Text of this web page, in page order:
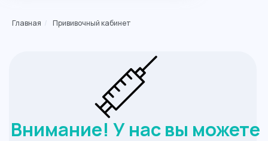
Главная / Прививочный кабинет
В филиале на Ленинском
Адасель® (дифтерия-
столбняк-коклюш)
французского производителя.
В соответствии с
национальными